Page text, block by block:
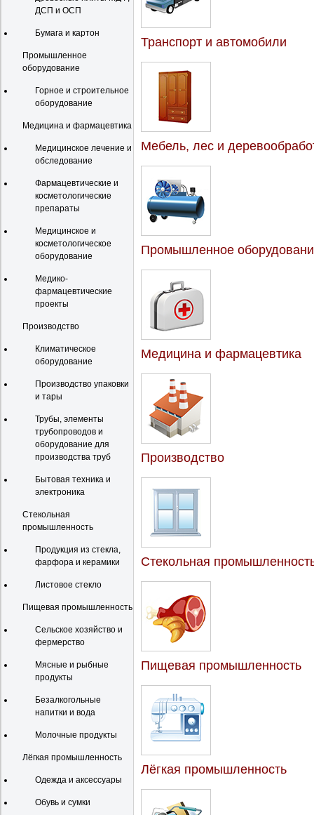
ДСП и ОСП
Бумага и картон
Промышленное
оборудование
Горное и строительное
оборудование
Медицина и фармацевтика
Медицинское лечение и
обследование
Фармацевтические и
косметологические
препараты
Медицинское и
косметологическое
оборудование
Медико-
фармацевтические
проекты
Производство
Климатическое
оборудование
Производство упаковки
и тары
Трубы, элементы
трубопроводов и
оборудование для
производства труб
Бытовая техника и
электроника
Стекольная
промышленность
Продукция из стекла,
фарфора и керамики
Листовое стекло
Пищевая промышленность
Сельское хозяйство и
фермерство
Мясные и рыбные
продукты
Безалкогольные
напитки и вода
Молочные продукты
Лёгкая промышленность
Одежда и аксессуары
Обувь и сумки
Транспорт и автомобили
Мебель, лес и
Промышленное
Медицина и фармацевтика
Производство
Стекольная
Пищевая промышленность
Лёгкая промышленность